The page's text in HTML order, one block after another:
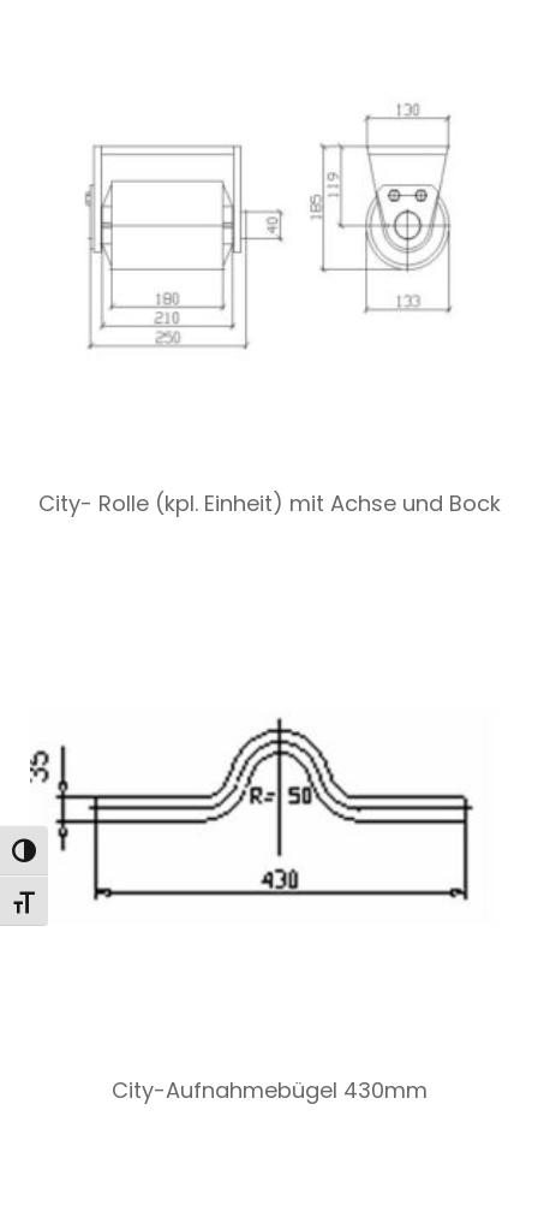
Toggle High Contrast
Toggle Font size
City- Rolle (kpl. Einheit) mit Achse und Bock
City-Aufnahmebügel 430mm